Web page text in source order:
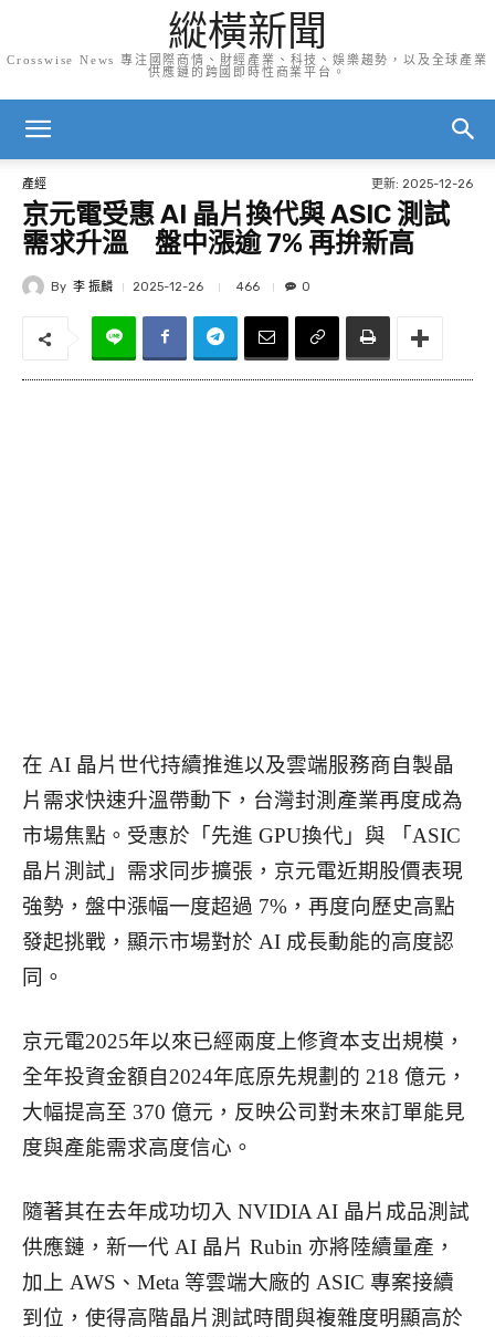
縱橫新聞
Crosswise News 專注國際商情、財經產業、科技、娛樂趨勢，以及全球產業
供應鏈的跨國即時性商業平台。
產經 更新: 2025-12-26
京元電受惠 AI 晶片換代與 ASIC 測試
需求升溫 盤中漲逾 7% 再拚新高
By 李 振麟 2025-12-26 466 0
在 AI 晶片世代持續推進以及雲端服務商自製晶
片需求快速升溫帶動下，台灣封測產業再度成為
市場焦點。受惠於「先進 GPU換代」與 「ASIC
晶片測試」需求同步擴張，京元電近期股價表現
強勢，盤中漲幅一度超過 7%，再度向歷史高點
發起挑戰，顯示市場對於 AI 成長動能的高度認
同。
京元電2025年以來已經兩度上修資本支出規模，
全年投資金額自2024年底原先規劃的 218 億元，
大幅提高至 370 億元，反映公司對未來訂單能見
度與產能需求高度信心。
隨著其在去年成功切入 NVIDIA AI 晶片成品測試
供應鏈，新一代 AI 晶片 Rubin 亦將陸續量產，
加上 AWS、Meta 等雲端大廠的 ASIC 專案接續
到位，使得高階晶片測試時間與複雜度明顯高於